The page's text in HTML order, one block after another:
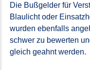
Die Bußgelder für
Blaulicht oder
wurden ebenfalls
schwer zu bewerten
gleich geahnt werden.